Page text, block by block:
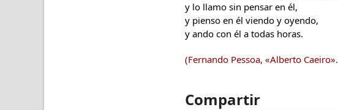
y lo llamo sin pensar en él,
y pienso en él viendo y oyendo,
y ando con él a todas horas.
(Fernando Pessoa, «Alberto Caeiro».
Compartir